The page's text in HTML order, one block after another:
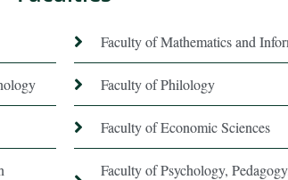
Faculty of Mathematics and
Faculty of Philology
Faculty of Economic Sciences
Faculty of Psychology,